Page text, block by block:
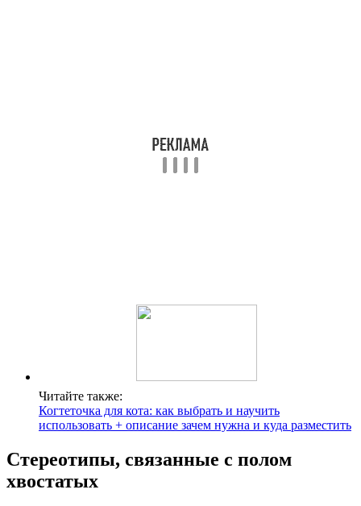
Читайте также:
Когтеточка для кота: как выбрать и научить
использовать + описание зачем нужна и куда разместить
Стереотипы, связанные с полом
хвостатых